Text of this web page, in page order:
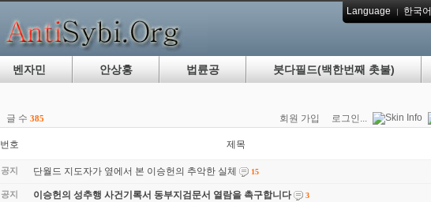
Language 한국어
벤자민 안상홍 법륜공 붓다필드(백한번째 촛불)
글 수 385 회원 가입 로그인...
번호 제목
공지 단월드 지도자가 옆에서 본 이승헌의 추악한 실체 15
공지 이승헌의 성추행 사건기록서 동부지검문서 열람을 촉구합니다 3